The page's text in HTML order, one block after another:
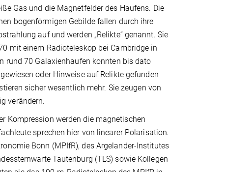
Gas und die Magnetfelder des Haufens. Die
bogenförmigen Gebilde fallen durch ihre
auf und werden „Relikte“ genannt. Sie
mit einem Radioteleskop bei Cambridge in
rund 70 Galaxienhaufen konnten bis dato
oder Hinweise auf Relikte gefunden
sicher wesentlich mehr. Sie zeugen von
verändern.
Kompression werden die magnetischen
sprechen hier von linearer Polarisation.
Bonn (MPIfR), des Argelander-Institutes
Tautenburg (TLS) sowie Kollegen